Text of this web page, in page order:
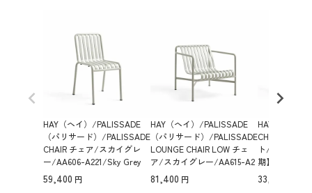
HAY（ヘイ）/PALISSADE
（パリサード）/PALISSADE
CHAIR チェア/スカイグレ
ー/AA606-A221/Sky Grey
【納期】約3～4週間（メー
カー欠品時を除く）
59,400
HAY（ヘイ）/PALISSADE
（パリサード）/PALISSADE
LOUNGE CHAIR LOW チェ
ア/スカイグレー/AA615-A2
21/Sky Grey 【納期】約3～4
週間（メーカー欠品時を除
81,400
HAY（ヘイ）/
CHAIR チェ
ト/930191/
期】約3～4週
欠品時を除く
33,000